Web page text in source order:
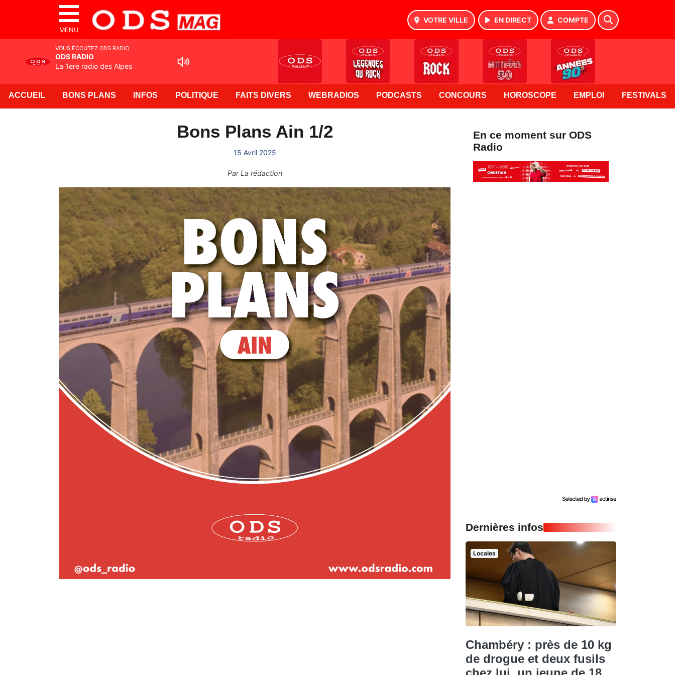
MENU
VOTRE VILLE EN DIRECT COMPTE
ACCUEIL BONS PLANS INFOS POLITIQUE FAITS DIVERS WEBRADIOS PODCASTS CONCOURS HOROSCOPE EMPLOI FESTIVALS
Bons Plans Ain 1/2
15 Avril 2025
ParLa rédaction
En ce moment sur ODS
Radio
Dernières infos
Locales
Chambéry : près de 10 kg
de drogue et deux fusils
VOUS ÉCOUTEZ ODS RADIO
ODS RADIO
La 1ere radio des Alpes